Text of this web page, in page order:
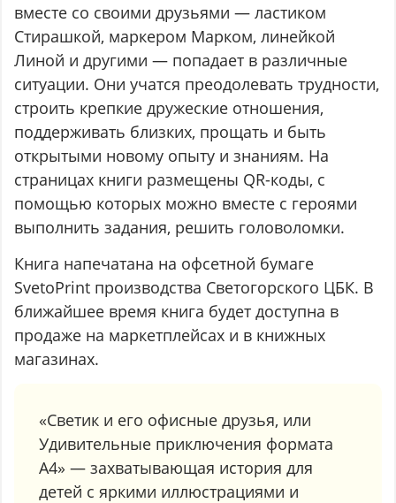
вместе со своими друзьями — ластиком
Стирашкой, маркером Марком, линейкой
Линой и другими — попадает в различные
ситуации. Они учатся преодолевать трудности,
строить крепкие дружеские отношения,
поддерживать близких, прощать и быть
открытыми новому опыту и знаниям. На
страницах книги размещены QR-коды, с
помощью которых можно вместе с героями
выполнить задания, решить головоломки.
Книга напечатана на офсетной бумаге
SvetoPrint производства Светогорского ЦБК. В
ближайшее время книга будет доступна в
продаже на маркетплейсах и в книжных
магазинах.
«Светик и его офисные друзья, или
Удивительные приключения формата
А4» — захватывающая история для
детей с яркими иллюстрациями и